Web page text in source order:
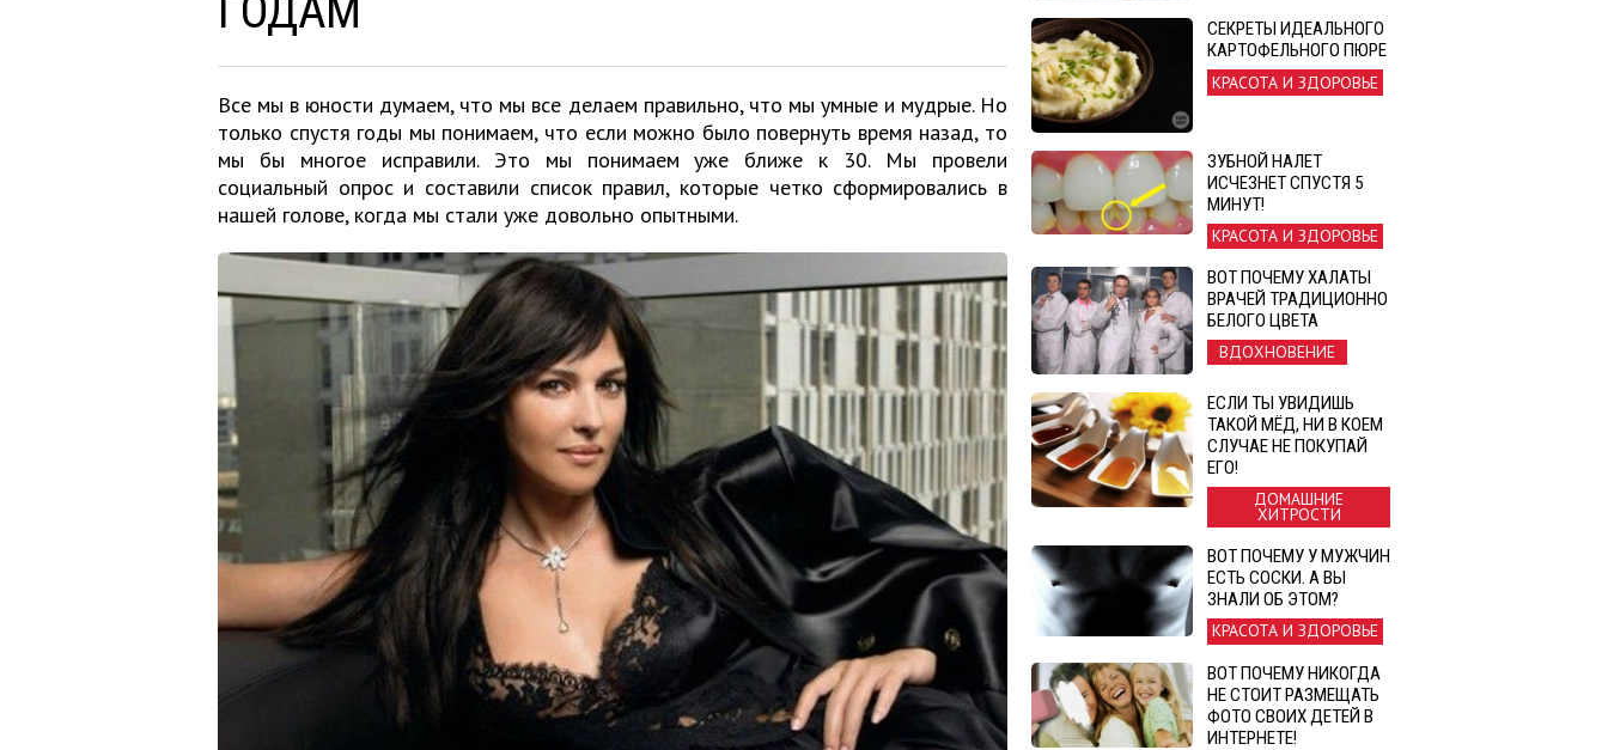
ГОДАМ
Все мы в юности думаем, что мы все делаем правильно, что мы умные и мудрые. Но
только спустя годы мы понимаем, что если можно было повернуть время назад, то
мы бы многое исправили. Это мы понимаем уже ближе к 30. Мы провели
социальный опрос и составили список правил, которые четко сформировались в
нашей голове, когда мы стали уже довольно опытными.
СЕКРЕТЫ ИДЕАЛЬНОГО
КАРТОФЕЛЬНОГО ПЮРЕ
КРАСОТА И ЗДОРОВЬЕ
ЗУБНОЙ НАЛЕТ
ИСЧЕЗНЕТ СПУСТЯ 5
МИНУТ!
КРАСОТА И ЗДОРОВЬЕ
ВОТ ПОЧЕМУ ХАЛАТЫ
ВРАЧЕЙ ТРАДИЦИОННО
БЕЛОГО ЦВЕТА
ВДОХНОВЕНИЕ
ЕСЛИ ТЫ УВИДИШЬ
ТАКОЙ МЁД, НИ В КОЕМ
СЛУЧАЕ НЕ ПОКУПАЙ
ЕГО!
ДОМАШНИЕ
ХИТРОСТИ
ВОТ ПОЧЕМУ У МУЖЧИН
ЕСТЬ СОСКИ. А ВЫ
ЗНАЛИ ОБ ЭТОМ?
КРАСОТА И ЗДОРОВЬЕ
ВОТ ПОЧЕМУ НИКОГДА
НЕ СТОИТ РАЗМЕЩАТЬ
ФОТО СВОИХ ДЕТЕЙ В
ИНТЕРНЕТЕ!